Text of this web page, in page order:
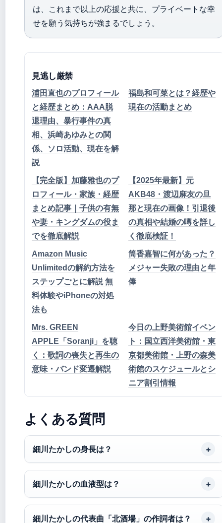
は、これまで以上の応援と共に、プライベートな幸
せを願う気持ちが強まるでしょう。
見逃し厳禁
浦田直也のプロフィール
と経歴まとめ：AAA脱
退理由、暴行事件の真
相、浜崎あゆみとの関
係、ソロ活動、現在を解
説
福島和可菜とは？経歴や
現在の活動まとめ
【完全版】加藤雅也のプ
ロフィール・家族・経歴
まとめ記事｜子供の有無
や妻・キングダムの役ま
でを徹底解説
【2025年最新】元
AKB48・渡辺麻友の旦
那と現在の画像！引退後
の真相や結婚の噂を詳し
く徹底検証！
Amazon Music
Unlimitedの解約方法を
ステップごとに解説 無
料体験やiPhoneの対処
法も
筒香嘉智に何があった？
メジャー失敗の理由と年
俸
Mrs. GREEN
APPLE「Soranji」を聴
く：歌詞の喪失と再生の
意味・バンド変遷解説
今日の上野美術館イベン
ト：国立西洋美術館・東
京都美術館・上野の森美
術館のスケジュールとシ
ニア割引情報
よくある質問
細川たかしの身長は？
細川たかしの血液型は？
細川たかしの代表曲「北酒場」の作詞者は？